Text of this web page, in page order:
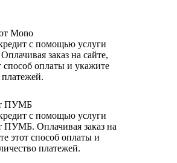
Mono
с помощью услуги
заказ на сайте,
способ оплаты и укажите
ПУМБ
с помощью услуги
ПУМБ. Оплачивая заказ на
этот способ оплаты и
платежей.